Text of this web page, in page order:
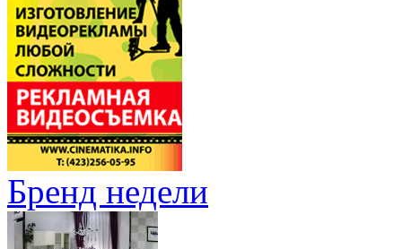
Бренд недели